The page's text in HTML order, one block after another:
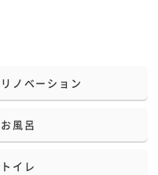
リノベーション
お風呂
トイレ